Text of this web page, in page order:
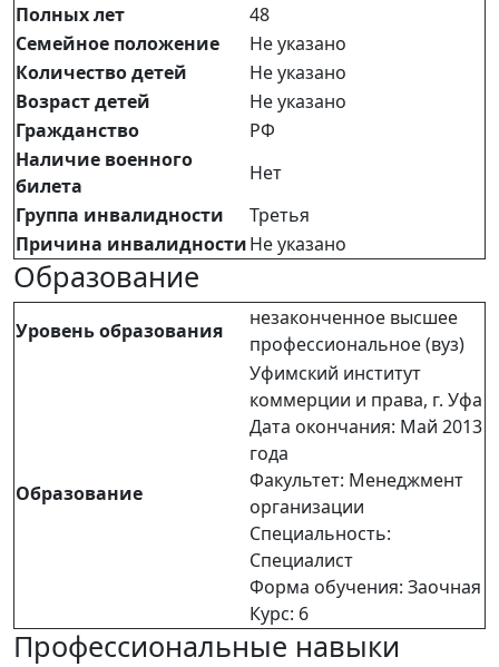
Полных лет
48
Семейное положение
Не указано
Количество детей
Не указано
Возраст детей
Не указано
Гражданство
РФ
Наличие военного
билета
Нет
Группа инвалидности
Третья
Причина инвалидностиНе указано
Образование
Уровень образования
незаконченное высшее
профессиональное (вуз)
Образование
Уфимский институт
коммерции и права, г. Уфа
Дата окончания: Май 2013
года
Факультет: Менеджмент
организации
Специальность:
Специалист
Форма обучения: Заочная
Курс: 6
Профессиональные навыки